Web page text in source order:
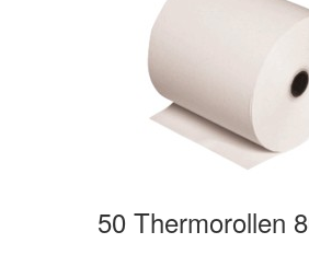
50 Thermorollen